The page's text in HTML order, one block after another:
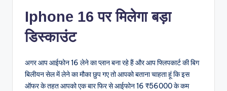
Iphone 16 पर मिलेगा बड़ा
डिस्काउंट
अगर आप आईफोन 16 लेने का प्लान बना रहे हैं और आप फ्लिपकार्ट की बिग
बिलीयन सेल में लेने का मौका छुप गए तो आपको बताना चाहता हूं कि इस
ऑफर के तहत आपको एक बार फिर से आईफोन 16 ₹56000 के कम